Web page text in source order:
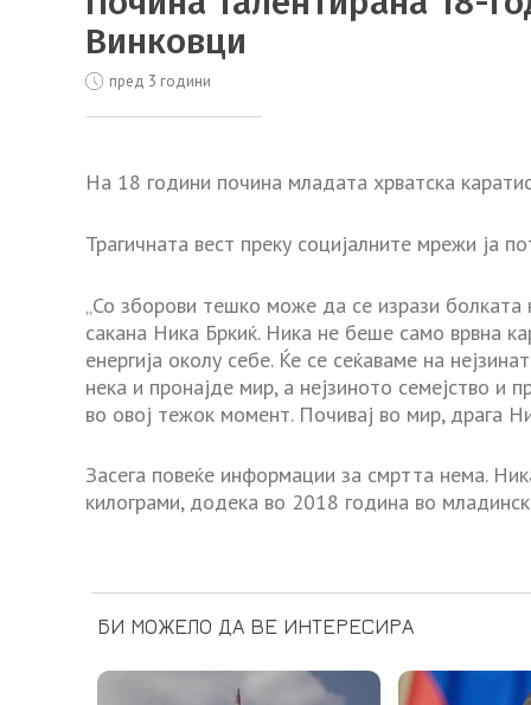
Винковци
пред 3 години
На 18 години почина младата хрватска
Трагичната вест преку социјалните мрежи ја
„Со зборови тешко може да се изрази болката
сакана Ника Бркиќ. Ника не беше само врвна
енергија околу себе. Ќе се сеќаваме на
нека и пронајде мир, а нејзиното семејство и
во овој тежок момент. Почивај во мир, драга
Засега повеќе информации за смртта нема.
килограми, додека во 2018 година во
БИ МОЖЕЛО ДА ВЕ ИНТЕРЕСИРА